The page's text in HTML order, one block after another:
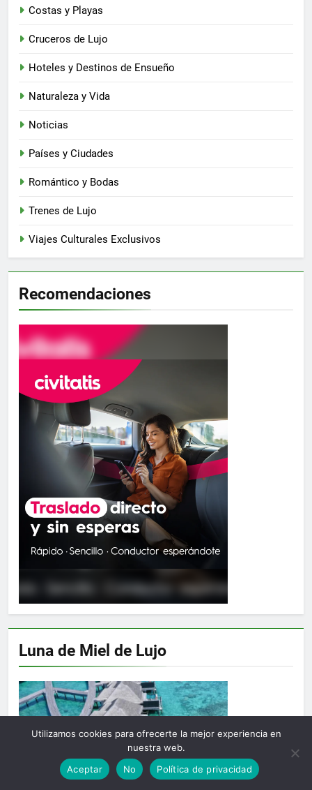
Costas y Playas
Cruceros de Lujo
Hoteles y Destinos de Ensueño
Naturaleza y Vida
Noticias
Países y Ciudades
Romántico y Bodas
Trenes de Lujo
Viajes Culturales Exclusivos
Recomendaciones
Luna de Miel de Lujo
Utilizamos cookies para ofrecerte la mejor experiencia en
nuestra web.
Aceptar
No Política de privacidad